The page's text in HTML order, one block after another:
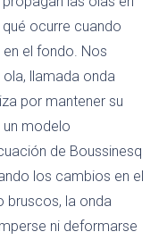
ocurre cuando
el fondo. Nos
llamada onda
por mantener su
modelo
de Boussinesq
los cambios en el
bruscos, la onda
ni deformarse